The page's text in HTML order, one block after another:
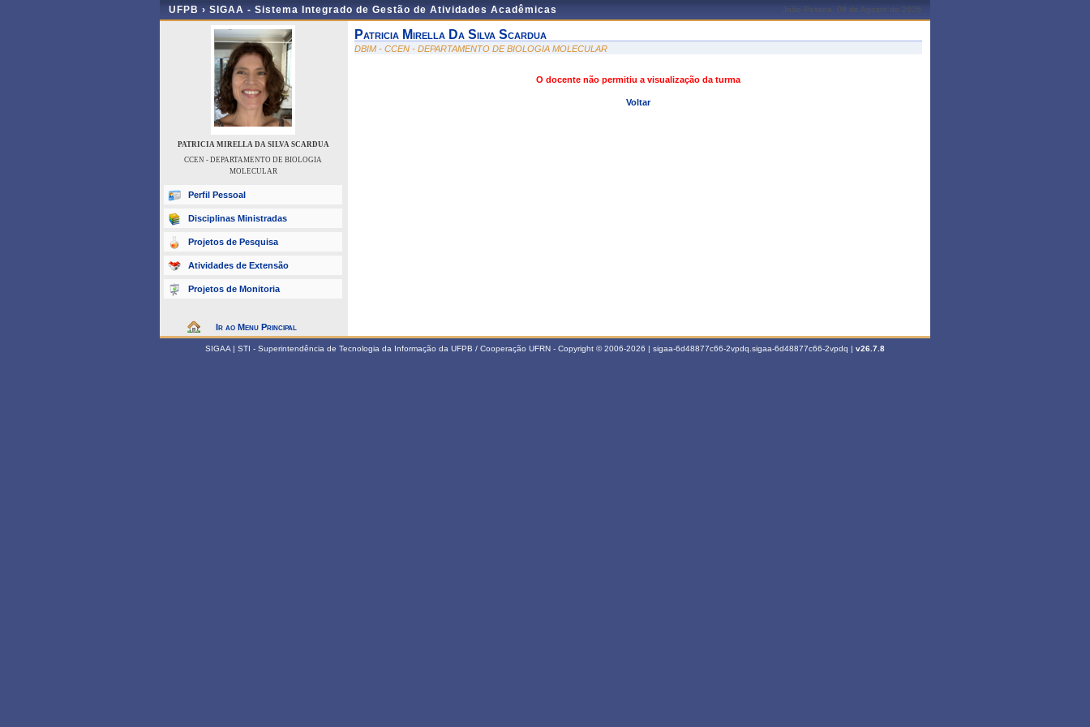
UFPB › SIGAA - Sistema Integrado de Gestão de Atividades Acadêmicas João Pessoa, 08 de Agosto de 2026
PATRICIA MIRELLA DA SILVA SCARDUA
CCEN - DEPARTAMENTO DE BIOLOGIA
MOLECULAR
Perfil Pessoal
Disciplinas Ministradas
Projetos de Pesquisa
Atividades de Extensão
Projetos de Monitoria
Ir ao Menu Principal
Patricia Mirella Da Silva Scardua
DBIM - CCEN - DEPARTAMENTO DE BIOLOGIA MOLECULAR
O docente não permitiu a visualização da turma
Voltar
SIGAA | STI - Superintendência de Tecnologia da Informação da UFPB / Cooperação UFRN - Copyright © 2006-2026 | sigaa-6d48877c66-2vpdq.sigaa-6d48877c66-2vpdq | v26.7.8